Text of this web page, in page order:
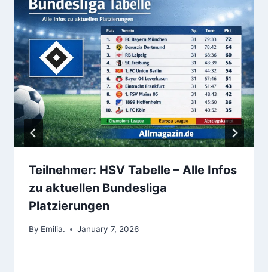
Teilnehmer: HSV Tabelle – Alle Infos
zu aktuellen Bundesliga
Platzierungen
By Emilia. January 7, 2026